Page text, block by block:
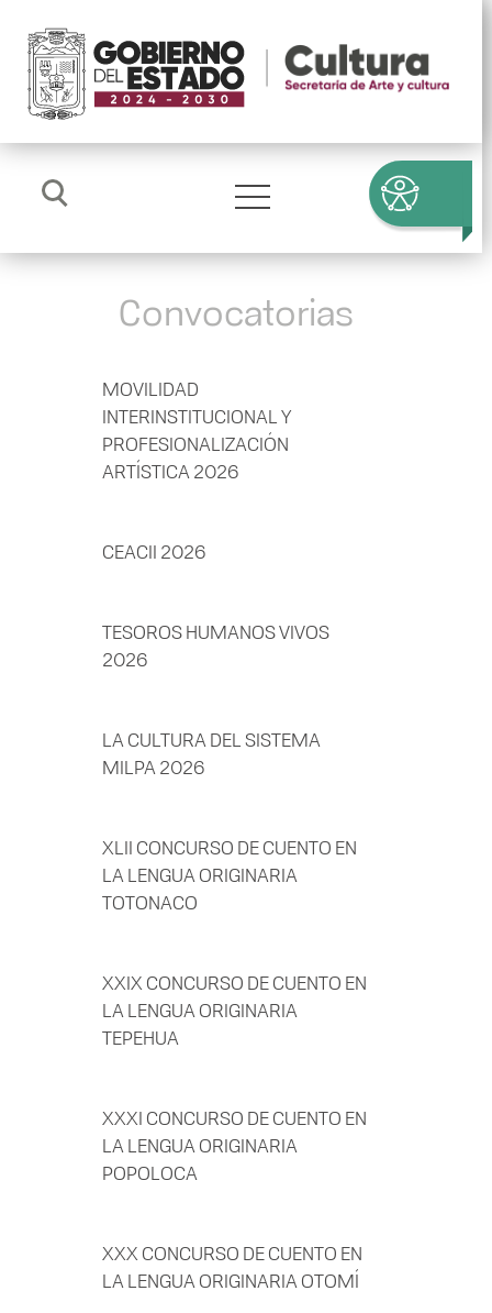
Convocatorias
MOVILIDAD
INTERINSTITUCIONAL Y
PROFESIONALIZACIÓN
ARTÍSTICA 2026
CEACII 2026
TESOROS HUMANOS VIVOS
2026
LA CULTURA DEL SISTEMA
MILPA 2026
XLII CONCURSO DE CUENTO EN
LA LENGUA ORIGINARIA
TOTONACO
XXIX CONCURSO DE CUENTO EN
LA LENGUA ORIGINARIA
TEPEHUA
XXXI CONCURSO DE CUENTO EN
LA LENGUA ORIGINARIA
POPOLOCA
XXX CONCURSO DE CUENTO EN
LA LENGUA ORIGINARIA OTOMÍ